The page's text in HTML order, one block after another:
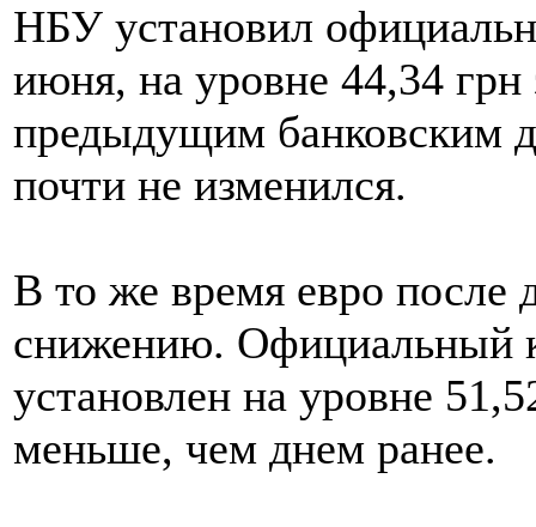
НБУ установил
июня, на уровне 44,34
предыдущим банковским
почти не изменился.
В то же время евро после
снижению. Официальный
установлен на уровне
меньше, чем днем ранее.